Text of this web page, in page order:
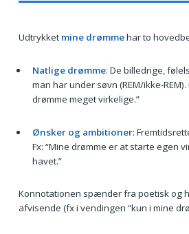
Udtrykket mine drømmehar to
Natlige drømme: De billedrige,
man har under søvn (REM/ikke-REM).
drømme meget virkelige.”
Ønsker og ambitioner:
Fx: “Mine drømme er at starte egen
havet.”
Konnotationen spænder fra poetisk og
afvisende (fx i vendingen “kun i mine